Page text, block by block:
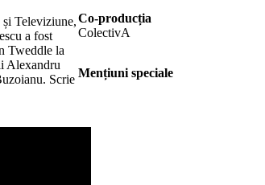
și Televiziune,
a fost
Tweddle la
Alexandru
Scrie
Co-producția
ColectivA
Mențiuni speciale